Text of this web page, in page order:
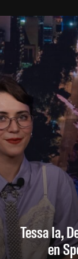
Tessa Ia,
en